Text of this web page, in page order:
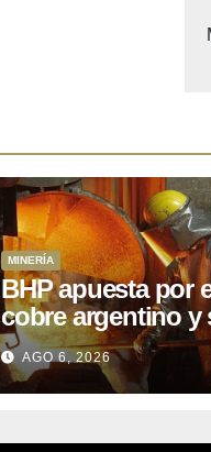
MINERÍA
BHP apuesta por
cobre argentino y
acuerdo con
para siete
AGO 6, 2026